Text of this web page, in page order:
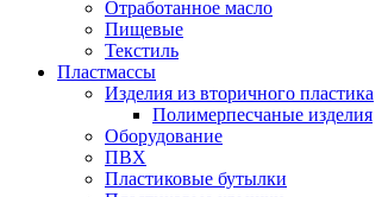
Отработанное масло
Пищевые
Текстиль
Пластмассы
Изделия из вторичного пластика
Полимерпесчаные изделия
Оборудование
ПВХ
Пластиковые бутылки